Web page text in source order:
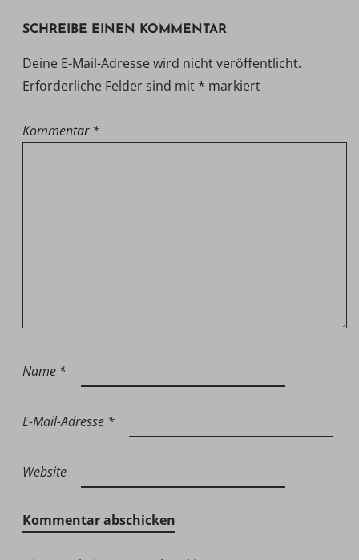
SCHREIBE EINEN KOMMENTAR
Deine E-Mail-Adresse wird nicht veröffentlicht.
Erforderliche Felder sind mit * markiert
Kommentar *
Name *
E-Mail-Adresse *
Website